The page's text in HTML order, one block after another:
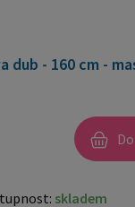
dub - 160 cm -
skladem